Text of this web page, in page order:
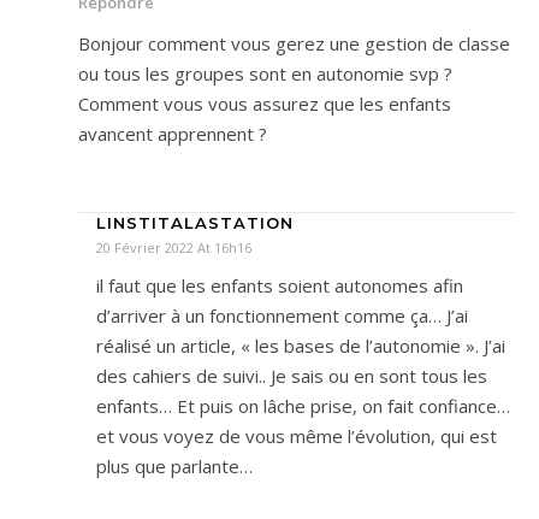
Bonjour comment vous gerez une gestion de classe
ou tous les groupes sont en autonomie svp ?
Comment vous vous assurez que les enfants
avancent apprennent ?
LINSTITALASTATION
20 Février 2022 At 16h16
il faut que les enfants soient autonomes afin
d’arriver à un fonctionnement comme ça… J’ai
réalisé un article, « les bases de l’autonomie ». J’ai
des cahiers de suivi.. Je sais ou en sont tous les
enfants… Et puis on lâche prise, on fait confiance…
et vous voyez de vous même l’évolution, qui est
plus que parlante…